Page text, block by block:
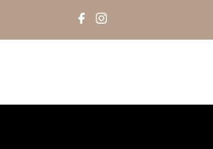
Skip to content